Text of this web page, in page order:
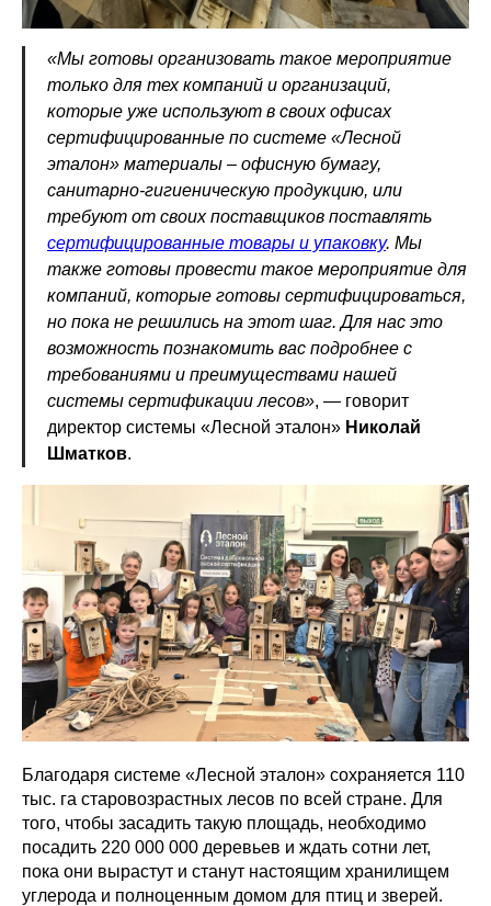
«Мы готовы организовать такое мероприятие
только для тех компаний и организаций,
которые уже используют в своих офисах
сертифицированные по системе «Лесной
эталон» материалы – офисную бумагу,
санитарно-гигиеническую продукцию, или
требуют от своих поставщиков поставлять
сертифицированные товары и упаковку. Мы
также готовы провести такое мероприятие для
компаний, которые готовы сертифицироваться,
но пока не решились на этот шаг. Для нас это
возможность познакомить вас подробнее с
требованиями и преимуществами нашей
системы сертификации лесов», — говорит
директор системы «Лесной эталон» Николай
Шматков.
Благодаря системе «Лесной эталон» сохраняется 110
тыс. га старовозрастных лесов по всей стране. Для
того, чтобы засадить такую площадь, необходимо
посадить 220 000 000 деревьев и ждать сотни лет,
пока они вырастут и станут настоящим хранилищем
углерода и полноценным домом для птиц и зверей.